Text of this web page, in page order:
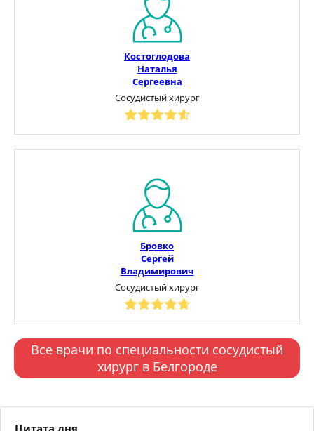
Костоглодова
Наталья
Сергеевна
Сосудистый хирург
Бровко
Сергей
Владимирович
Сосудистый хирург
Все врачи по специальности сосудистый
хирург в Белгороде
Цитата дня